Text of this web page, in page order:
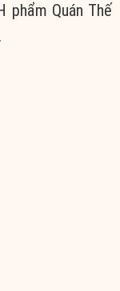
phẩm Quán Thế